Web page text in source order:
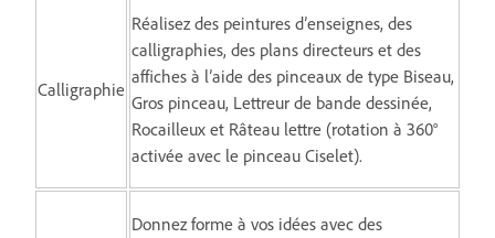
Calligraphie
Réalisez des peintures d’enseignes, des
calligraphies, des plans directeurs et des
affiches à l’aide des pinceaux de type Biseau,
Gros pinceau, Lettreur de bande dessinée,
Rocailleux et Râteau lettre (rotation à 360°
activée avec le pinceau Ciselet).
Donnez forme à vos idées avec des